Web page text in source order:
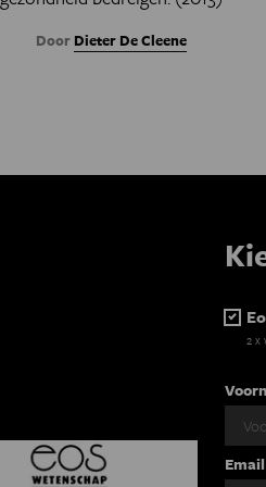
Door Dieter De Cleene
2 x
Email